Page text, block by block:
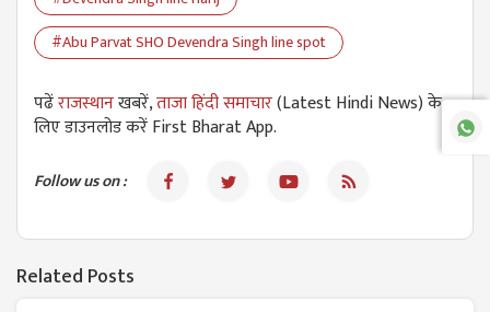
#Abu Parvat SHO Devendra Singh line spot
पढेंराजस्थानखबरें,ताजा हिंदी समाचार(Latest Hindi News) के
लिए डाउनलोड करें First Bharat App.
Follow us on :
Related Posts